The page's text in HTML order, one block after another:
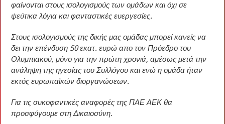
φαίνονται στους ισολογισμούς των ομάδων και όχι σε
ψεύτικα λόγια και φανταστικές ευεργεσίες.
Στους ισολογισμούς της δικής μας ομάδας μπορεί κανείς να
δει την επένδυση 50 εκατ. ευρώ απο τον Πρόεδρο του
Ολυμπιακού, μόνο για την πρώτη χρονιά, αμέσως μετά την
ανάληψη της ηγεσίας του Συλλόγου και ενώ η ομάδα ήταν
εκτός ευρωπαϊκών διοργανώσεων.
Για τις συκοφαντικές αναφορές της ΠΑΕ ΑΕΚ θα
προσφύγουμε στη Δικαιοσύνη.